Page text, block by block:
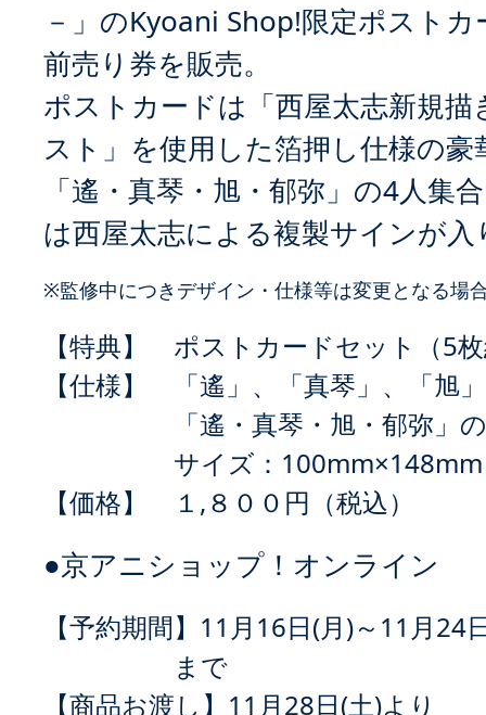
－」のKyoani Shop!限定ポスト
前売り券を販売。
ポストカードは「西屋太志新規
スト」を使用した箔押し仕様の豪
「遙・真琴・旭・郁弥」の4人集
は西屋太志による複製サインが入
※監修中につきデザイン・仕様等は変更となる場
【特典】
ポストカードセット（5
【仕様】
「遙」、「真琴」、「旭
「遙・真琴・旭・郁弥」
サイズ：100mm×148mm
【価格】
１,８００円（税込）
●京アニショップ！オンライン
【予約期間】 11月16日(月)～11月24
まで
【商品お渡し】 11月28日(土)より